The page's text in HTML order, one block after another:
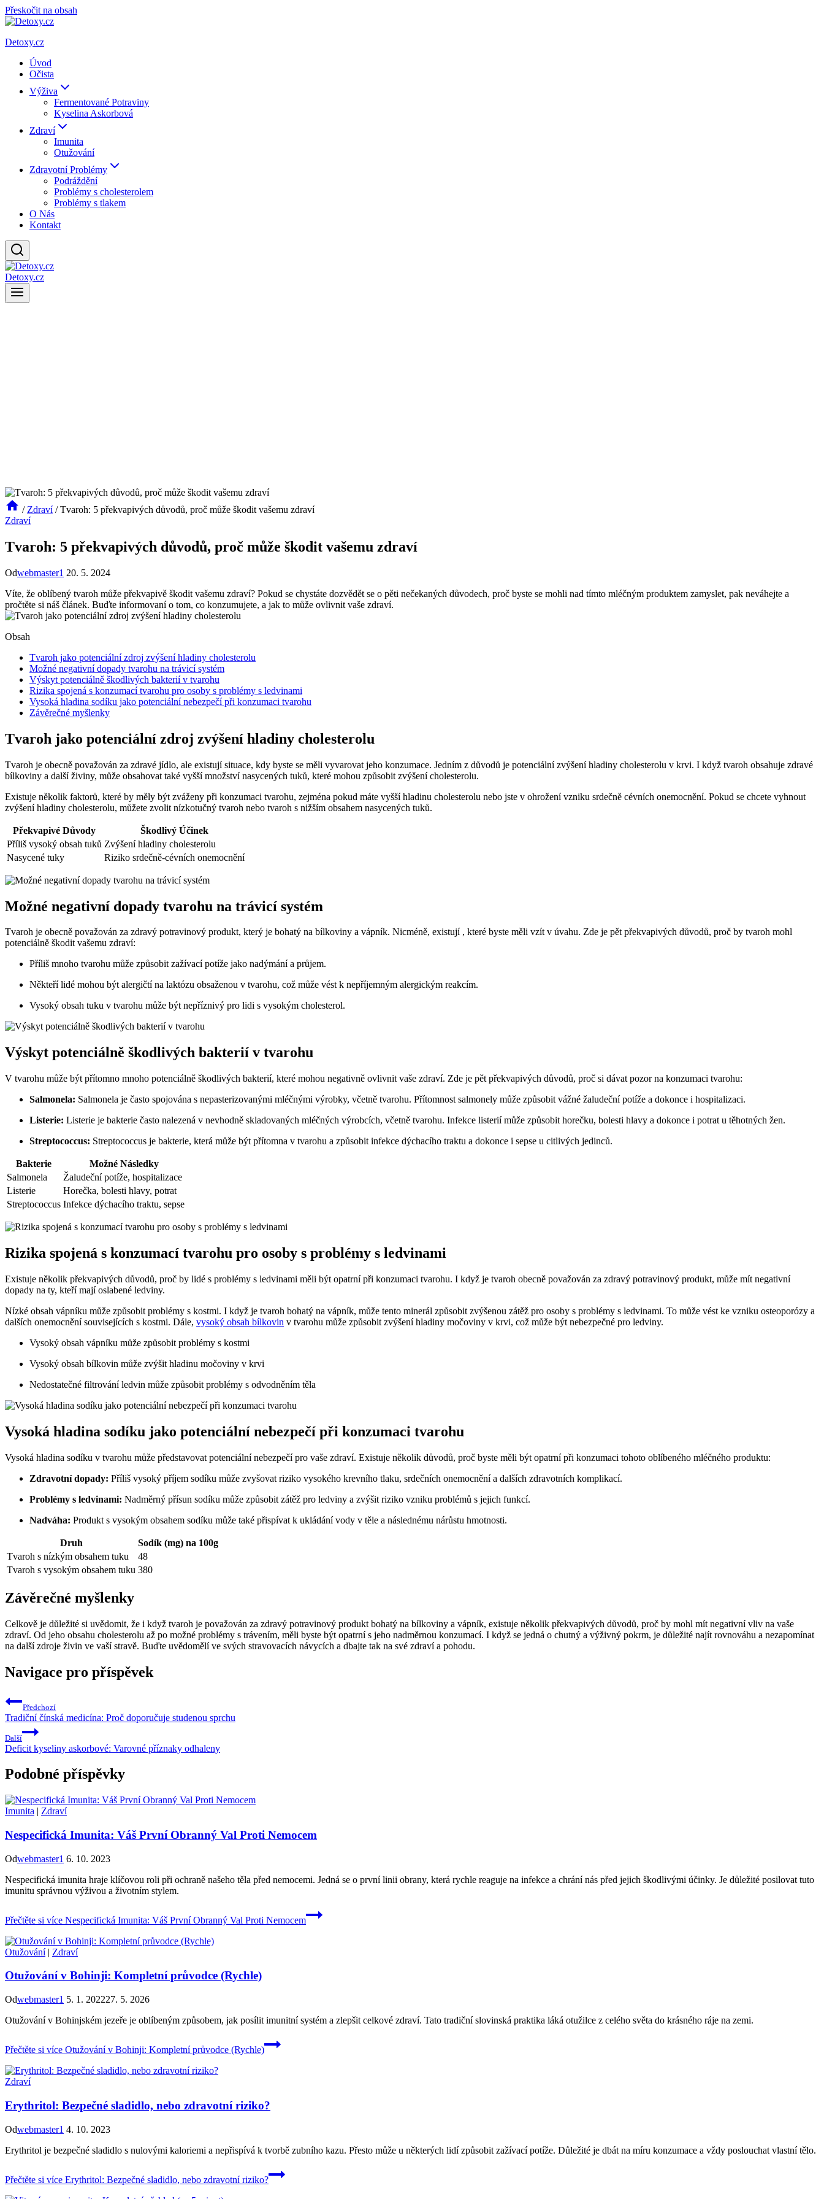
Přeskočit na obsah
Detoxy.cz
Úvod
Očista
Výživa
Fermentované Potraviny
Kyselina Askorbová
Zdraví
Imunita
Otužování
Zdravotní Problémy
Podráždění
Problémy s cholesterolem
Problémy s tlakem
O Nás
Kontakt
Detoxy.cz
/ Zdraví / Tvaroh: 5 překvapivých důvodů, proč může škodit vašemu zdraví
Zdraví
Tvaroh: 5 překvapivých důvodů, proč může škodit vašemu zdraví
Odwebmaster1 20. 5. 2024
Víte, že oblíbený tvaroh může překvapivě škodit vašemu zdraví? Pokud se chystáte dozvědět se o pěti nečekaných důvodech, proč byste se mohli nad tímto mléčným produktem zamyslet, pak neváhejte a
pročtěte si náš článek. Buďte informovaní o tom, co konzumujete, a jak to může ovlivnit vaše zdraví.
Obsah
Tvaroh jako potenciální zdroj zvýšení hladiny cholesterolu
Možné negativní dopady tvarohu na trávicí systém
Výskyt potenciálně škodlivých bakterií v tvarohu
Rizika spojená s konzumací tvarohu pro osoby s problémy s ledvinami
Vysoká hladina sodíku jako potenciální nebezpečí při konzumaci tvarohu
Závěrečné myšlenky
Tvaroh jako potenciální zdroj zvýšení hladiny cholesterolu
Tvaroh je obecně považován za zdravé jídlo, ale existují situace, kdy byste se měli vyvarovat jeho konzumace. Jedním z důvodů je potenciální zvýšení hladiny cholesterolu v krvi. I když tvaroh obsahuje zdravé
bílkoviny a další živiny, může obsahovat také vyšší množství nasycených tuků, které mohou způsobit zvýšení cholesterolu.
Existuje několik faktorů, které by měly být zváženy při konzumaci tvarohu, zejména pokud máte vyšší hladinu cholesterolu nebo jste v ohrožení vzniku srdečně cévních onemocnění. Pokud se chcete vyhnout
zvýšení hladiny cholesterolu, můžete zvolit nízkotučný tvaroh nebo tvaroh s nižším obsahem nasycených tuků.
Překvapivé Důvody
Škodlivý Účinek
Příliš vysoký obsah tuků Zvýšení hladiny cholesterolu
Nasycené tuky
Riziko srdečně-cévních onemocnění
Možné negativní dopady tvarohu na trávicí systém
Tvaroh je obecně považován za zdravý potravinový produkt, který je bohatý na bílkoviny a vápník. Nicméně, existují , které byste měli vzít v úvahu. Zde je pět překvapivých důvodů, proč by tvaroh mohl
potenciálně škodit vašemu zdraví:
Příliš mnoho tvarohu může způsobit zažívací potíže jako nadýmání a průjem.
Někteří lidé mohou být alergičtí na laktózu obsaženou v tvarohu, což může vést k nepříjemným alergickým reakcím.
Vysoký obsah tuku v tvarohu může být nepříznivý pro lidi s vysokým cholesterol.
Výskyt potenciálně škodlivých bakterií v tvarohu
V tvarohu může být přítomno mnoho potenciálně škodlivých bakterií, které mohou negativně ovlivnit vaše zdraví. Zde je pět překvapivých důvodů, proč si dávat pozor na konzumaci tvarohu:
Salmonela: Salmonela je často spojována s nepasterizovanými mléčnými výrobky, včetně tvarohu. Přítomnost salmonely může způsobit vážné žaludeční potíže a dokonce i hospitalizaci.
Listerie: Listerie je bakterie často nalezená v nevhodně skladovaných mléčných výrobcích, včetně tvarohu. Infekce listerií může způsobit horečku, bolesti hlavy a dokonce i potrat u těhotných žen.
Streptococcus: Streptococcus je bakterie, která může být přítomna v tvarohu a způsobit infekce dýchacího traktu a dokonce i sepse u citlivých jedinců.
Bakterie
Možné Následky
Salmonela
Žaludeční potíže, hospitalizace
Listerie
Horečka, bolesti hlavy, potrat
Streptococcus Infekce dýchacího traktu, sepse
Rizika spojená s konzumací tvarohu pro osoby s problémy s ledvinami
Existuje několik překvapivých důvodů, proč by lidé s problémy s ledvinami měli být opatrní při konzumaci tvarohu. I když je tvaroh obecně považován za zdravý potravinový produkt, může mít negativní
dopady na ty, kteří mají oslabené ledviny.
Nízké obsah vápníku může způsobit problémy s kostmi. I když je tvaroh bohatý na vápník, může tento minerál způsobit zvýšenou zátěž pro osoby s problémy s ledvinami. To může vést ke vzniku osteoporózy a
dalších onemocnění souvisejících s kostmi. Dále, vysoký obsah bílkovin v tvarohu může způsobit zvýšení hladiny močoviny v krvi, což může být nebezpečné pro ledviny.
Vysoký obsah vápníku může způsobit problémy s kostmi
Vysoký obsah bílkovin může zvýšit hladinu močoviny v krvi
Nedostatečné filtrování ledvin může způsobit problémy s odvodněním těla
Vysoká hladina sodíku jako potenciální nebezpečí při konzumaci tvarohu
Vysoká hladina sodíku v tvarohu může představovat potenciální nebezpečí pro vaše zdraví. Existuje několik důvodů, proč byste měli být opatrní při konzumaci tohoto oblíbeného mléčného produktu:
Zdravotní dopady: Příliš vysoký příjem sodíku může zvyšovat riziko vysokého krevního tlaku, srdečních onemocnění a dalších zdravotních komplikací.
Problémy s ledvinami: Nadměrný přísun sodíku může způsobit zátěž pro ledviny a zvýšit riziko vzniku problémů s jejich funkcí.
Nadváha: Produkt s vysokým obsahem sodíku může také přispívat k ukládání vody v těle a následnému nárůstu hmotnosti.
Druh
Sodík (mg) na 100g
Tvaroh s nízkým obsahem tuku
48
Tvaroh s vysokým obsahem tuku 380
Závěrečné myšlenky
Celkově je důležité si uvědomit, že i když tvaroh je považován za zdravý potravinový produkt bohatý na bílkoviny a vápník, existuje několik překvapivých důvodů, proč by mohl mít negativní vliv na vaše
zdraví. Od jeho obsahu cholesterolu až po možné problémy s trávením, měli byste být opatrní s jeho nadměrnou konzumací. I když se jedná o chutný a výživný pokrm, je důležité najít rovnováhu a nezapomínat
na další zdroje živin ve vaší stravě. Buďte uvědomělí ve svých stravovacích návycích a dbajte tak na své zdraví a pohodu.
Navigace pro příspěvek
Předchozí
Tradiční čínská medicína: Proč doporučuje studenou sprchu
Další
Deficit kyseliny askorbové: Varovné příznaky odhaleny
Podobné příspěvky
Imunita | Zdraví
Nespecifická Imunita: Váš První Obranný Val Proti Nemocem
Odwebmaster1 6. 10. 2023
Nespecifická imunita hraje klíčovou roli při ochraně našeho těla před nemocemi. Jedná se o první linii obrany, která rychle reaguje na infekce a chrání nás před jejich škodlivými účinky. Je důležité posilovat tuto
imunitu správnou výživou a životním stylem.
Přečtěte si více Nespecifická Imunita: Váš První Obranný Val Proti Nemocem
Otužování| Zdraví
Otužování v Bohinji: Kompletní průvodce (Rychle)
Odwebmaster1 5. 1. 202227. 5. 2026
Otužování v Bohinjském jezeře je oblíbeným způsobem, jak posílit imunitní systém a zlepšit celkové zdraví. Tato tradiční slovinská praktika láká otužilce z celého světa do krásného ráje na zemi.
Přečtěte si více Otužování v Bohinji: Kompletní průvodce (Rychle)
Zdraví
Erythritol: Bezpečné sladidlo, nebo zdravotní riziko?
Odwebmaster1 4. 10. 2023
Erythritol je bezpečné sladidlo s nulovými kaloriemi a nepřispívá k tvorbě zubního kazu. Přesto může u některých lidí způsobit zažívací potíže. Důležité je dbát na míru konzumace a vždy poslouchat vlastní tělo.
Přečtěte si více Erythritol: Bezpečné sladidlo, nebo zdravotní riziko?